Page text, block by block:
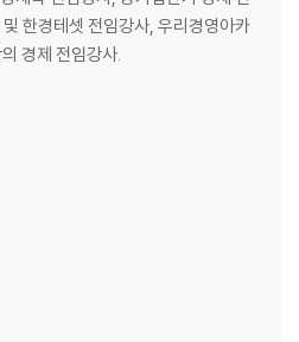
한경테셋 전임강사, 우리경영아카
경제 전임강사.